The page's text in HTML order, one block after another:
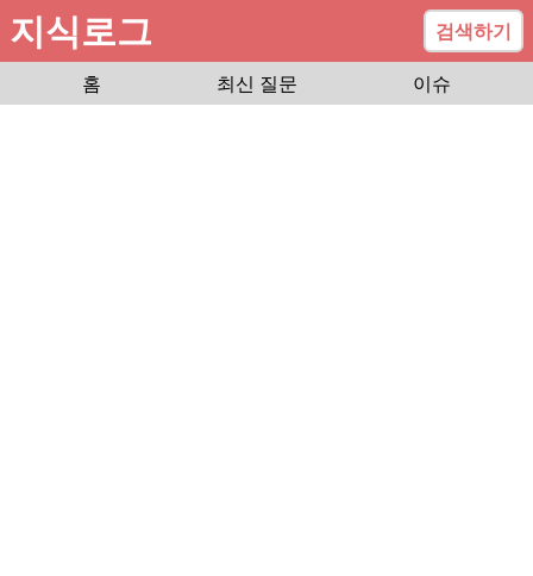
지식로그
검색하기
홈
최신 질문 이슈